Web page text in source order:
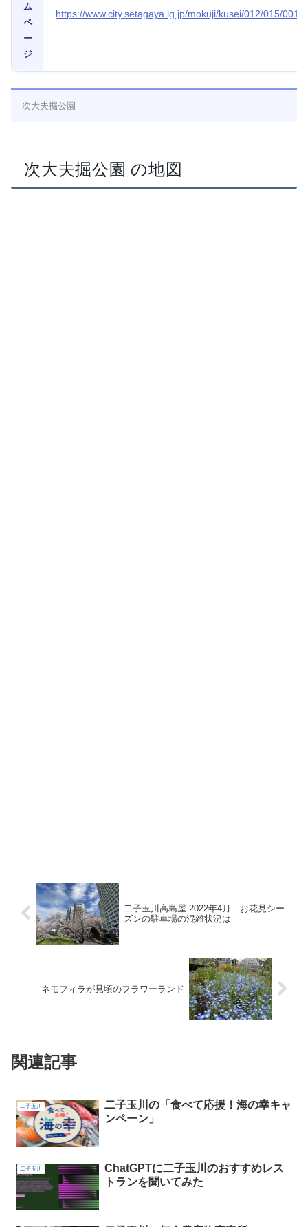
ム
ペ
ー
ジ
https://www.city.setagaya.lg.jp/mokuji/kusei/012/015/001/
次大夫掘公園
次大夫掘公園 の地図
二子玉川高島屋 2022年4月 お花見シー
ズンの駐車場の混雑状況は
ネモフィラが見頃のフラワーランド
関連記事
二子玉川
二子玉川の「食べて応援！海の幸キャ
ンペーン」
二子玉川
ChatGPTに二子玉川のおすすめレス
トランを聞いてみた